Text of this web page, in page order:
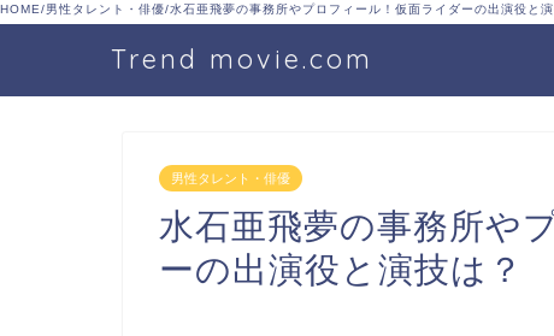
HOME/男性タレント・俳優/水石亜飛夢の事務所やプロフィール！仮面ライダーの出演役と演
Trend movie.com
男性タレント・俳優
水石亜飛夢の事務所や
ーの出演役と演技は？